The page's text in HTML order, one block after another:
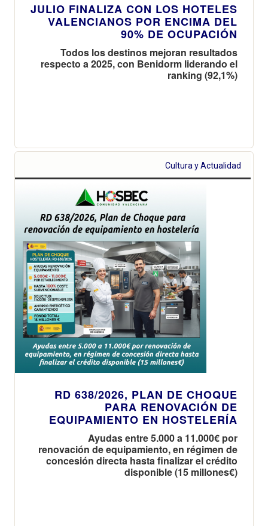
JULIO FINALIZA CON LOS HOTELES
VALENCIANOS POR ENCIMA DEL
90% DE OCUPACIÓN
Todos los destinos mejoran resultados
respecto a 2025, con Benidorm liderando el
ranking (92,1%)
Cultura y Actualidad
RD 638/2026, PLAN DE CHOQUE
PARA RENOVACIÓN DE
EQUIPAMIENTO EN HOSTELERÍA
Ayudas entre 5.000 a 11.000€ por
renovación de equipamiento, en régimen de
concesión directa hasta finalizar el crédito
disponible (15 millones€)